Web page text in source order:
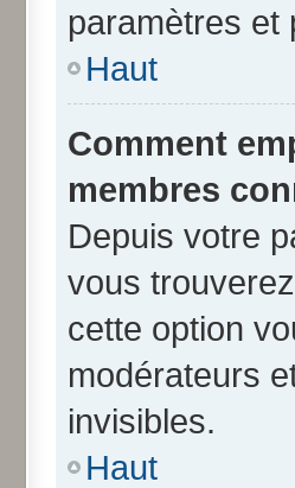
paramètres et
Haut
Comment
membres
Depuis votre
vous trouverez
cette option
modérateurs
invisibles.
Haut